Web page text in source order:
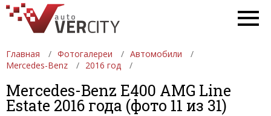
Главная Фотогалереи
Автомобили
Mercedes-Benz
2016 год
Mercedes-Benz E400 AMG Line
Estate 2016 года (фото 11 из 31)
ФОТОГАЛЕРЕИ АВТОМОБИЛИ
ДЕВУШКИ
АВТОСАЛОНЫ
ФОРМУЛА-1